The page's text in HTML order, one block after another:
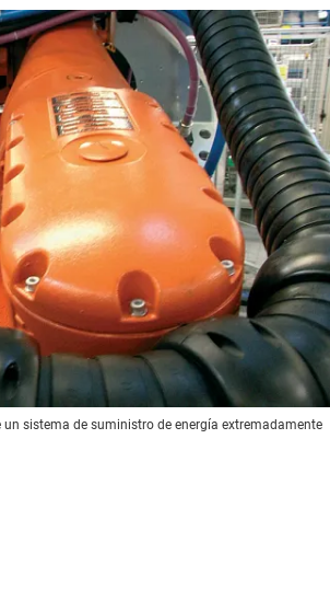
sistema de suministro de energía extremadamente